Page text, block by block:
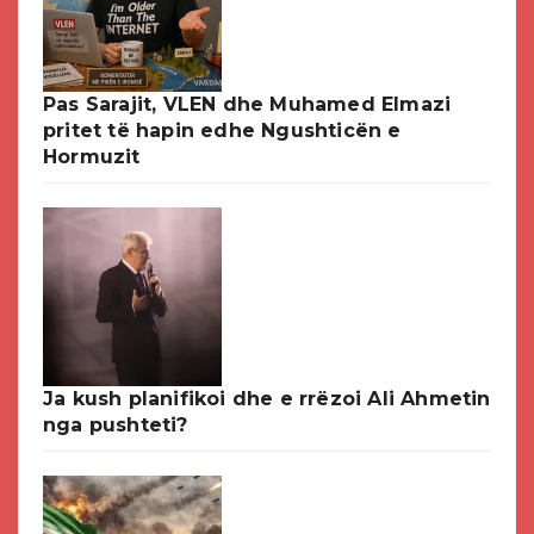
Pas Sarajit, VLEN dhe Muhamed Elmazi
pritet të hapin edhe Ngushticën e
Hormuzit
Ja kush planifikoi dhe e rrëzoi Ali Ahmetin
nga pushteti?